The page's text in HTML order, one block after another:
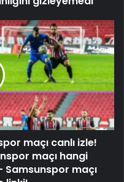
maçı canlı izle!
maçı hangi
maçı